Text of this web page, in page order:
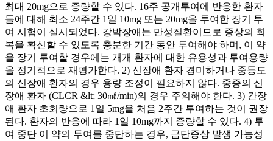
최대 20mg으로 증량할 수 있다. 16주 공개투여에 반응한 환자
들에 대해 최소 24주간 1일 10mg 또는 20mg을 투여한 장기 투
여 시험이 실시되었다. 강박장애는 만성질환이므로 증상의 회
복을 확신할 수 있도록 충분한 기간 동안 투여해야 하며, 이 약
을 장기 투여할 경우에는 개개 환자에 대한 유용성과 투여용량
을 정기적으로 재평가한다. 2) 신장애 환자 경미하거나 중등도
의 신장애 환자의 경우 용량 조정이 필요하지 않다. 중증의 신
장애 환자 (CLCR &lt; 30㎖/min)의 경우 주의해야 한다. 3) 간장
애 환자 초회량으로 1일 5mg을 처음 2주간 투여하는 것이 권장
된다. 환자의 반응에 따라 1일 10mg까지 증량할 수 있다. 4) 투
여 중단 이 약의 투여를 중단하는 경우, 금단증상 발생 가능성